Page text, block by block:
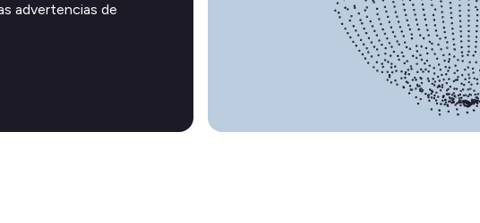
advertencias de